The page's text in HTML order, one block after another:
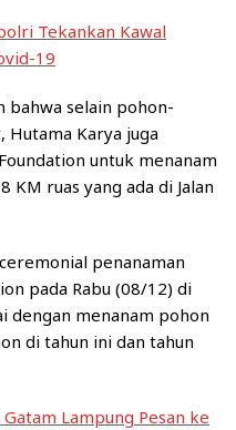
Tekankan Kawal
19
bahwa selain pohon-
Karya juga
untuk menanam
KM ruas yang ada di Jalan
penanaman
pada Rabu (08/12) di
dengan menanam pohon
di tahun ini dan tahun
Lampung Pesan ke